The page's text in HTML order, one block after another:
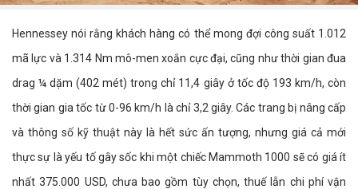
Hennessey nói rằng khách hàng có thể mong đợi công suất 1.012
mã lực và 1.314 Nm mô-men xoắn cực đại, cũng như thời gian đua
drag ¼ dặm (402 mét) trong chỉ 11,4 giây ở tốc độ 193 km/h, còn
thời gian gia tốc từ 0-96 km/h là chỉ 3,2 giây. Các trang bị nâng cấp
và thông số kỹ thuật này là hết sức ấn tượng, nhưng giá cả mới
thực sự là yếu tố gây sốc khi một chiếc Mammoth 1000 sẽ có giá ít
nhất 375.000 USD, chưa bao gồm tùy chọn, thuế lẫn chi phí vận